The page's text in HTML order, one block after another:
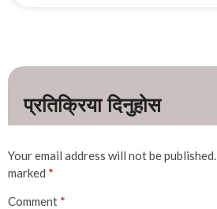
Your email address will not be published.
marked *
Comment *